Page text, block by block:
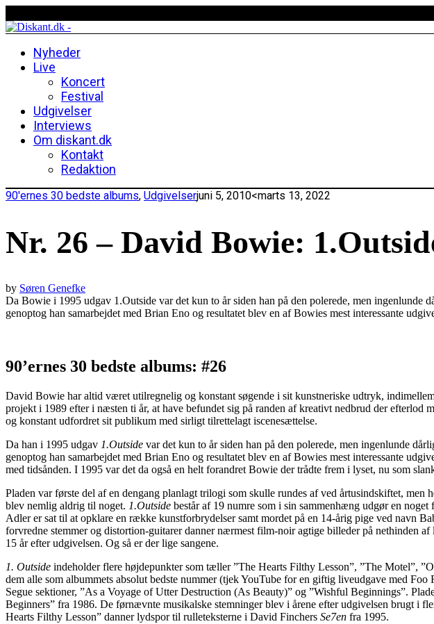
Nyheder
Live
Koncert
Festival
Udgivelser
Interviews
Om diskant.dk
Kontakt
Redaktion
90′ernes 30 bedste albums, Udgivelserjuni 5, 2010<marts 13, 2022
Nr. 26 – David Bowie:
by Søren Genefke
Da Bowie i 1995 udgav 1.Outside var det kun to år siden han på den polerede, men
genoptog han samarbejdet med Brian Eno og resultatet blev en af Bowies mest interessante
90’ernes 30 bedste albums: #26
David Bowie har altid været utilregnelig og konstant søgende i sit kunstneriske udtryk,
projekt i 1989 efter i næsten ti år, at have befundet sig på randen af kreativt nedbrud der efterlod
og konstant udfordret sit publikum med sirligt tilrettelagt iscenesættelse.
Da han i 1995 udgav 1.Outside var det kun to år siden han på den polerede, men ingenlunde
genoptog han samarbejdet med Brian Eno og resultatet blev en af Bowies mest interessante
med tidsånden. I 1995 var det da også en helt forandret Bowie der trådte frem i lyset, nu som
Pladen var første del af en dengang planlagt trilogi som skulle rundes af ved årtusindskiftet, men
blev nemlig aldrig til noget. 1.Outside består af 19 numre som i sin sammenhæng udgør en
Adler er sat til at opklare en række kunstforbrydelser samt mordet på en 14-årig pige ved navn
forvredne stemmer og distortion-guitarer danner nærmest film-noir agtige billeder på nethinden
15 år efter udgivelsen. Og så er der lige sangene.
1. Outside indeholder flere højdepunkter som tæller ”The Hearts Filthy Lesson”, ”The Motel”,
dem alle som albummets absolut bedste nummer (tjek YouTube for en giftig liveudgave med
Segue sektioner, ”As a Voyage of Utter Destruction (As Beauty)” og ”Wishful Beginnings”.
Beginners” fra 1986. De førnævnte musikalske stemninger blev i årene efter udgivelsen brugt i
Hearts Filthy Lesson” danner lydspor til rulleteksterne i David Finchers Se7en fra 1995.